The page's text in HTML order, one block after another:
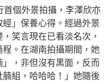
首個外景拍攝，李澤欣亦
」保養心得。經過外景
笑言現在已看淡名次，
。在湖南拍攝期間，她
，非但沒有黑面，反而
組，哈哈哈！」她隨後